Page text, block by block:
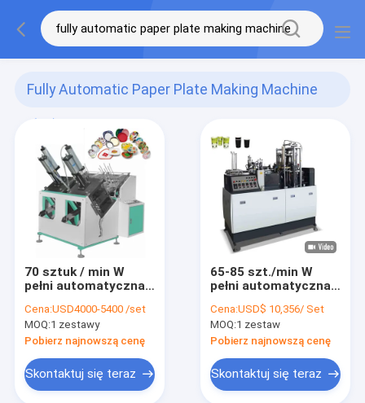
Fully Automatic Paper Plate Making Machine
70 sztuk / min W
pełni automatyczna
produkcji talerzy
papierowych
Jednorazowa
maszyna do robienia
naczyń
Cena:USD4000-5400 /set
MOQ:1 zestawy
Pobierz najnowszą cenę
Skontaktuj się teraz
65-85 szt./min W
pełni automatyczna
produkcji kubków
papierowych
Jednorazowa szybka
Cena:USD$ 10,356/ Set
MOQ:1 zestaw
Pobierz najnowszą cenę
Skontaktuj się teraz